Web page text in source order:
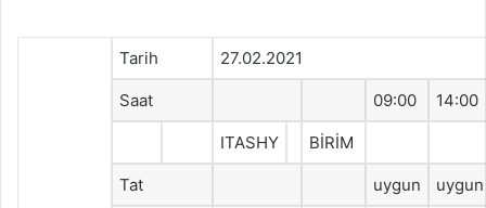
Tarih 27.02.2021
Saat 09:00 14:00
ITASHY BİRİM
Tat uygun uygun